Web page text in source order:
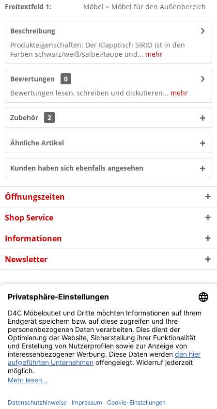
Freitextfeld 1:
Möbel > Möbel für den Außenbereich
Beschreibung
Produkteigenschaften: Der Klapptisch SIRIO ist in den
Farben schwarz/weiß/salbei/taupe und... mehr
Bewertungen
0
Bewertungen lesen, schreiben und diskutieren... mehr
Zubehör 2
Ähnliche Artikel
Kunden haben sich ebenfalls angesehen
Öffnungszeiten
Shop Service
Informationen
Newsletter
* Alle Preise inkl. gesetzl. Mehrwertsteuer zzgl. evtl.Versandkostenund
ggf. Nachnahmegebühren, wenn nicht anders beschrieben
Copyright © d4c Möbel Outlet - Alle Rechte vorbehalten
Diese Website benutzt Cookies, die für den technischen Betrieb
der Website erforderlich sind und stets gesetzt werden.
Andere Cookies, die den Komfort bei Benutzung dieser Website
erhöhen, der Direktwerbung dienen oder die Interaktion mit
sollen, werden nur mit Ihrer Zustimmung gesetzt.